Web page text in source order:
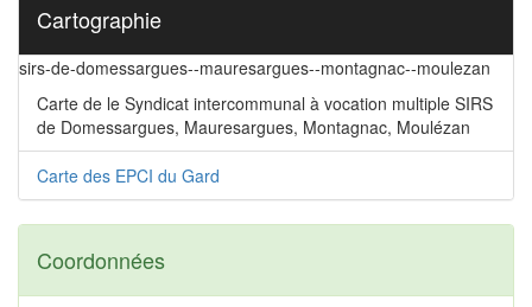
Cartographie
sirs-de-domessargues--mauresargues--montagnac--moulezan
Carte de le Syndicat intercommunal à vocation multiple SIRS
de Domessargues, Mauresargues, Montagnac, Moulézan
Carte des EPCI du Gard
Coordonnées